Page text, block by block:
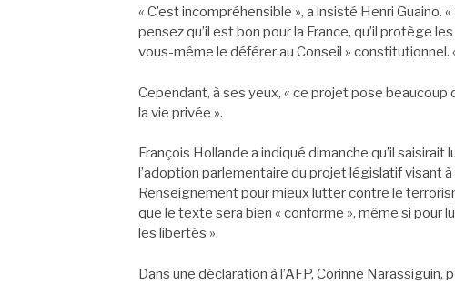
« C’est incompréhensible », a insisté Henri Guaino.
pensez qu’il est bon pour la France, qu’il protège
vous-même le déférer au Conseil »
Cependant, à ses yeux, « ce projet pose
la vie privée ».
François Hollande a indiqué dimanche qu’il
l’adoption parlementaire du projet législatif visant
Renseignement pour mieux lutter contre le
que le texte sera bien « conforme », même si pour
les libertés ».
Dans une déclaration à l’AFP, Corinne